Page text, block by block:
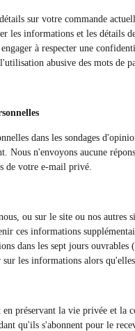
sur votre commande
les informations et les détails
à respecter une
abusive des mots de
dans les sondages
n'envoyons aucune
de votre e-mail privé.
ou sur le site ou nos autres
ces informations
dans les sept jours
les informations alors
en préservant la vie privée et
qu'ils s'abonnent pour le